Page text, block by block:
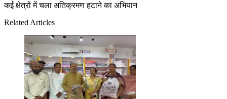
कई क्षेत्रों में चला अतिक्रमण हटाने का अभियान
Related Articles